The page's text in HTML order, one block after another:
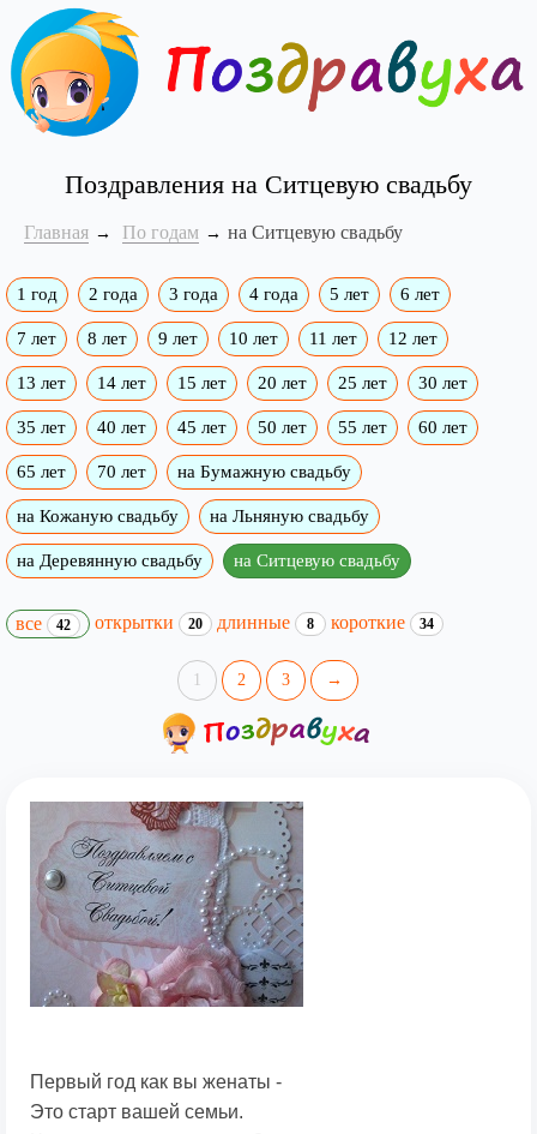
Поздравления на Ситцевую свадьбу
Главная По годам на Ситцевую свадьбу
1 год 2 года 3 года 4 года 5 лет 6 лет
7 лет 8 лет 9 лет 10 лет 11 лет 12 лет
13 лет 14 лет 15 лет 20 лет 25 лет 30 лет
35 лет 40 лет 45 лет 50 лет 55 лет 60 лет
65 лет 70 лет на Бумажную свадьбу
на Кожаную свадьбу на Льняную свадьбу
на Деревянную свадьбу на Ситцевую свадьбу
все 42 открытки 20 длинные 8 короткие 34
1 2 3 →
Первый год как вы женаты -
Это старт вашей семьи.